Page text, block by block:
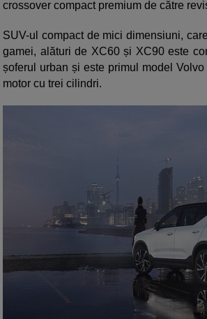
crossover compact premium de către
SUV-ul compact de mici dimensiuni,
gamei, alături de XC60 și XC90 este
șoferul urban și este primul model
motor cu trei cilindri.